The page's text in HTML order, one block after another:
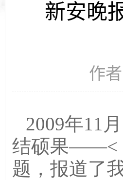
新安晚
作
2009年11 月
结硕果——<
题，报道了